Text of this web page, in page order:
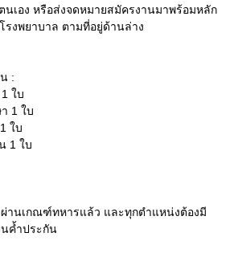
นเอง หรือส่งจดหมายสมัครงานมาพร้อมหลัก
รงพยาบาล ตามที่อยู่ด้านล่าง
:
ใบ
1 ใบ
ใบ
1 ใบ
ผ่านเกณฑ์ทหารแล้ว และทุกตำแหน่งต้องมี
ค้ำประกัน